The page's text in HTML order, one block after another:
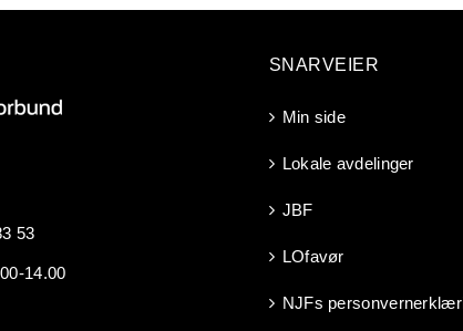
53
14.00
SNARVEIER
Min side
Lokale avdelinger
JBF
LOfavør
NJFs